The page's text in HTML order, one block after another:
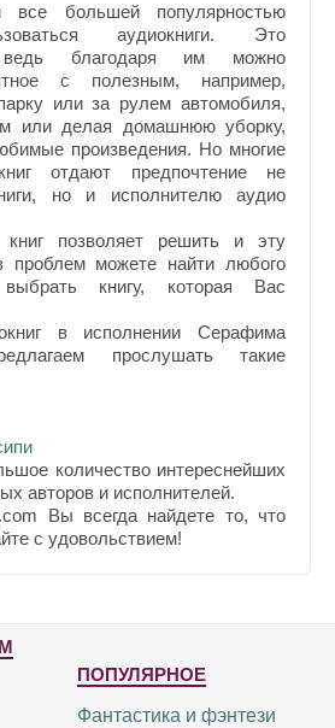
большей популярностью
аудиокниги. Это
ведь благодаря им можно
с полезным, например,
или за рулем автомобиля,
или делая домашнюю уборку,
произведения. Но многие
отдают предпочтение не
но и исполнителю аудио
позволяет решить и эту
проблем можете найти любого
книгу, которая Вас
в исполнении Серафима
прослушать такие
количество интереснейших
авторов и исполнителей.
Вы всегда найдете то, что
с удовольствием!
ПОПУЛЯРНОЕ
Фантастика и фэнтези